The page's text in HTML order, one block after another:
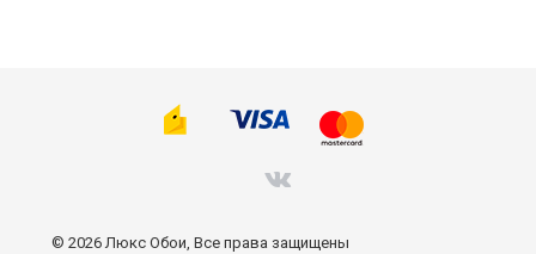
© 2026 Люкс Обои, Все права защищены